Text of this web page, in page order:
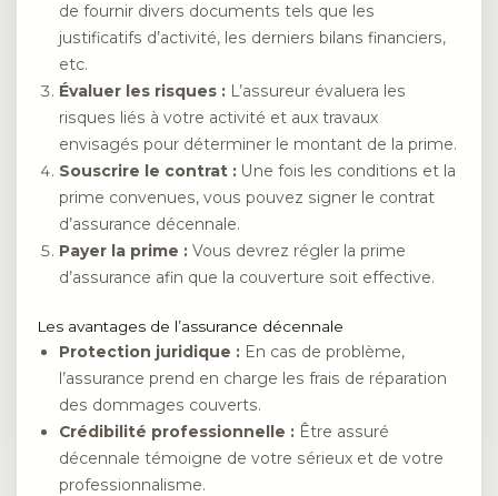
de fournir divers documents tels que les
justificatifs d’activité, les derniers bilans financiers,
etc.
Évaluer les risques : L’assureur évaluera les
risques liés à votre activité et aux travaux
envisagés pour déterminer le montant de la prime.
Souscrire le contrat : Une fois les conditions et la
prime convenues, vous pouvez signer le contrat
d’assurance décennale.
Payer la prime : Vous devrez régler la prime
d’assurance afin que la couverture soit effective.
Les avantages de l’assurance décennale
Protection juridique : En cas de problème,
l’assurance prend en charge les frais de réparation
des dommages couverts.
Crédibilité professionnelle : Être assuré
décennale témoigne de votre sérieux et de votre
professionnalisme.